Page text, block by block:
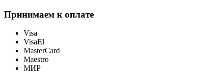
Принимаем к оплате
Visa
VisaEl
MasterCard
Maestro
МИР